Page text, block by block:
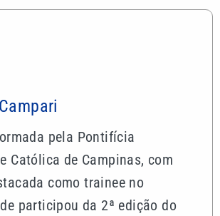
pela Pontifícia
Católica de Campinas, com
como trainee no
participou da 2ª edição do